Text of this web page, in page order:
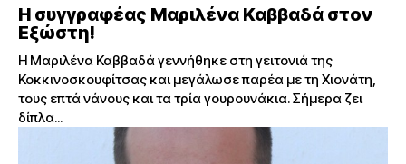
H συγγραφέας Μαριλένα Καββαδά στον
Εξώστη!
Η Μαριλένα Καββαδά γεννήθηκε στη γειτονιά της
Κοκκινοσκουφίτσας και μεγάλωσε παρέα με τη Χιονάτη,
τους επτά νάνους και τα τρία γουρουνάκια. Σήμερα ζει
δίπλα...